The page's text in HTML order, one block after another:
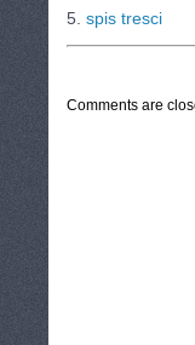
5. spis tresci
Comments are